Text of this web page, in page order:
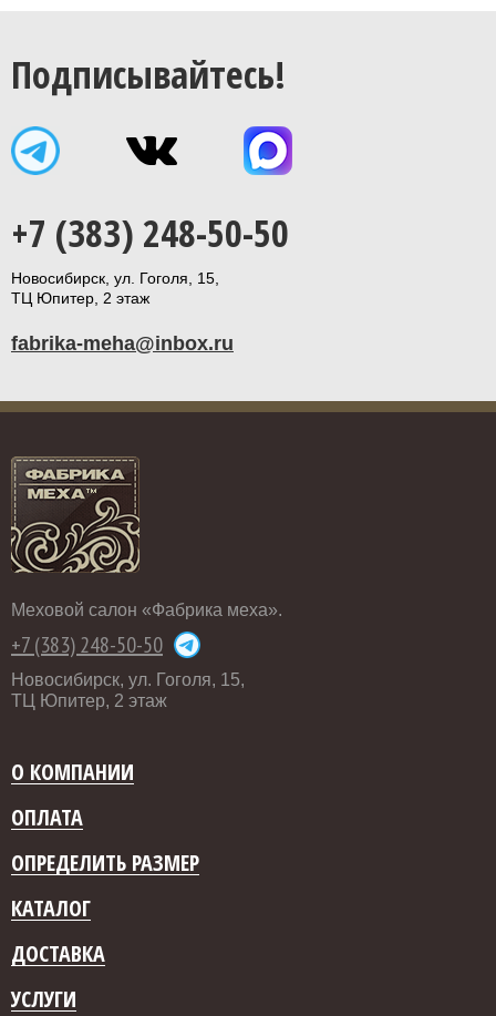
Подписывайтесь!
+7 (383) 248-50-50
Новосибирск, ул. Гоголя, 15,
ТЦ Юпитер, 2 этаж
fabrika-meha@inbox.ru
Меховой салон «Фабрика меха».
+7 (383) 248-50-50
Новосибирск, ул. Гоголя, 15,
ТЦ Юпитер, 2 этаж
О КОМПАНИИ
ОПЛАТА
ОПРЕДЕЛИТЬ РАЗМЕР
КАТАЛОГ
ДОСТАВКА
УСЛУГИ